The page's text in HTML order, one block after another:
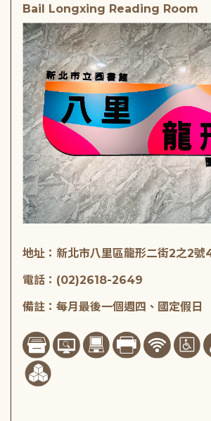
Bail Longxing Reading Room
地址：新北市八里區龍形二街2之2號
電話：(02)2618-2649
備註：每月最後一個週四、國定假日